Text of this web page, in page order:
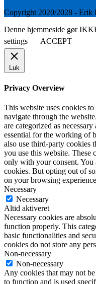
Copyright 2020/2028 - Erik
Denne hjemmeside gør
settings
ACCEPT
Luk
Privacy Overview
This website uses cookies
navigate through the
are categorized as
essential for the working of
also use third-party cookies
you use this website.
only with your consent. You
cookies. But opting out of
on your browsing
Necessary
Necessary
Altid aktiveret
Necessary cookies are
function properly. This
basic functionalities and
cookies do not store any
Non-necessary
Non-necessary
Any cookies that may not
to function and is used